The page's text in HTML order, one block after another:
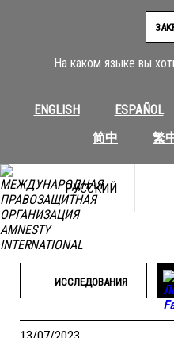
На каком языке вы
ENGLISH ESPAÑOL
简中
繁
РУССКИЙ
ИССЛЕДОВАНИЯ